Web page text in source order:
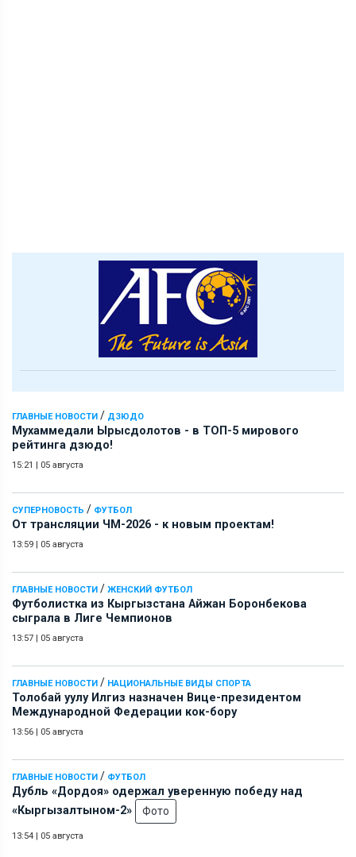
ГЛАВНЫЕ НОВОСТИ / ДЗЮДО
Мухаммедали Ырысдолотов - в ТОП-5 мирового
рейтинга дзюдо!
15:21 05 августа
СУПЕРНОВОСТЬ / ФУТБОЛ
От трансляции ЧМ-2026 - к новым проектам!
13:59 05 августа
ГЛАВНЫЕ НОВОСТИ / ЖЕНСКИЙ ФУТБОЛ
Футболистка из Кыргызстана Айжан Боронбекова
сыграла в Лиге Чемпионов
13:57 05 августа
ГЛАВНЫЕ НОВОСТИ / НАЦИОНАЛЬНЫЕ ВИДЫ СПОРТА
Толобай уулу Илгиз назначен Вице-президентом
Международной Федерации кок-бору
13:56 05 августа
ГЛАВНЫЕ НОВОСТИ / ФУТБОЛ
Дубль «Дордоя» одержал уверенную победу над
«Кыргызалтыном-2»
Фото
13:54 05 августа